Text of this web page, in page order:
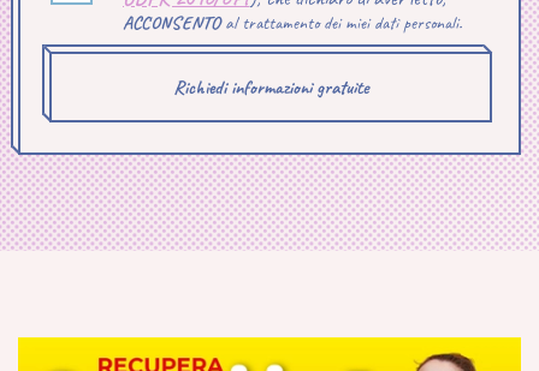
ACCONSENTOal trattamento dei miei dati personali.